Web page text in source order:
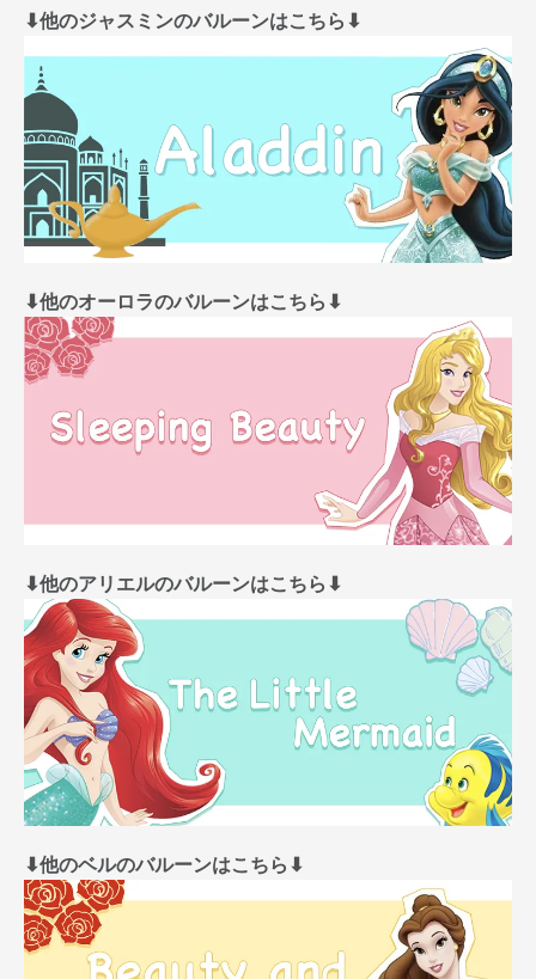
⬇︎他のジャスミンのバルーンはこちら⬇︎
⬇︎他のオーロラのバルーンはこちら⬇︎
⬇︎他のアリエルのバルーンはこちら⬇︎
⬇︎他のベルのバルーンはこちら⬇︎